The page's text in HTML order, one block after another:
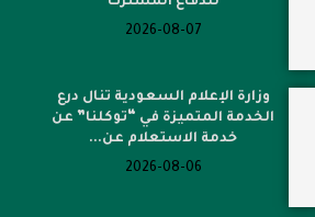
2026-08-07
وزارة الإعلام السعودية تنال درع
الخدمة المتميزة في “توكلنا” عن
خدمة الاستعلام عن...
2026-08-06